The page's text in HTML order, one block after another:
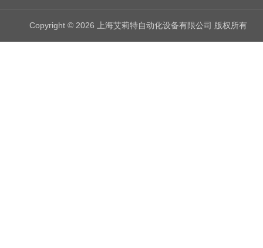
Copyright © 2026 上海艾莉特自动化设备有限公司 版权所有